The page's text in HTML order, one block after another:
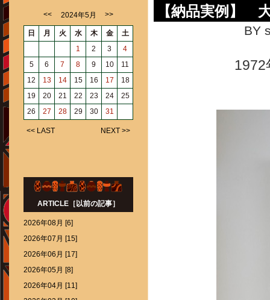
【納品実例】
BY
<< 2024年5月 >>
日 月 火 水 木 金
土
1
2 3
4
5
6 7 8 9 10
11
12
13 14 15 16 17
18
19
20 21 22 23 24
25
26
27 28 29 30 31
<< LAST NEXT >>
ARTICLE［以前の記事］
2026年08月 [6]
2026年07月 [15]
2026年06月 [17]
2026年05月 [8]
2026年04月 [11]